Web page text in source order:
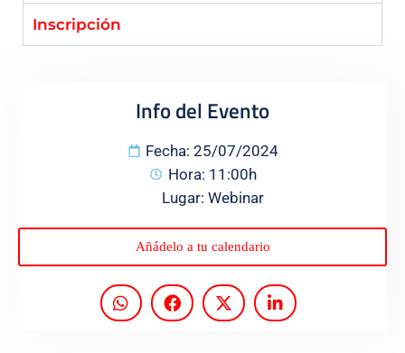
Programas
Inscripción
Info del Evento
Fecha: 25/07/2024
Hora: 11:00h
Lugar: Webinar
Añádelo a tu calendario